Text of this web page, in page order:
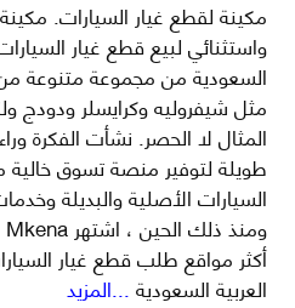
مكينة لقطع غيار السيارات.
واستثنائي لبيع قطع غيار
السعودية من مجموعة متنوعة من
مثل شيفروليه وكرايسلر ودودج
طويلة لتوفير منصة تسوق خالية
السيارات الأصلية والبديلة
أكثر مواقع طلب قطع غيار
العربية السعودية...المزيد